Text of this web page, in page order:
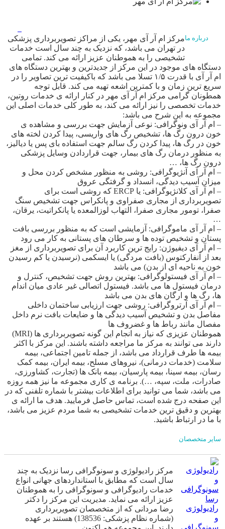
درباره مامرکز ام آر آی مهر، یکی از مراکز تصویربرداری پزشکی
در تهران می باشد، که نزدیک به چند سال است خدمات
تشخیصی را به هموطنان عزیز ارائه می کند. تمامی
دستگاه های موجود در این مرکز از جدیدترین و بهترین دستگاه های
ام آر آی با قدرت ۱/۵ تسلا می باشد که باکیفیت ترین تصاویر را در
سریع ترین زمان و با کمترین اشعه تهیه می کند. قابل توجه
همطونان گرامی مرکز ام آر آی مهر در کنار ارائه ی خدمات روتین،
خدمات تخصصی را نیز ارائه می کند، به طور کلی خدمات اصلی این
مجموعه به این شرح می باشد:
– ام آر آی ونوگرافی: نوعی آزمایش جهت بررسی و مشاهده ی
خون درون رگ ها، تشخیص رگ های واریسی، پیدا کردن لخته های
خون در رگ ها، پیدا کردن رگ سالم جهت استفاده بای پس یا دیالیز،
به منظور درمان رگ های بیمار، جهت قراردادن وسایل پزشکی
درون رگ ها، …
– ام آر آی آنژیوگرافی: روشی به منظور مشخص کردن محل و
میزان آسیب دیدگی، انسداد و گرفتگی عروق
– ام آر آی کلانژیوگرافی: یا ERCP که روشی است برای
تصویربرداری از مجاری صفراوی و پانکراس جهت تشخیص سنگ
صفرا، تومور مجاری صفرا، التهاب لوزالمعده یا پانکراتیت، یرقان،
…
– ام آر آی ماموگرافی: آزمایشی است که به منظور بررسی بافت
پستان و تشخیص توده ها و سرطان های پستانی به کار می رود
– ام آر آی دیفیوژن: رایج ترین کاربرد آن برای تصویربرداری از مغز
بعد از آنفارکتوس (بافت مردگی) یا ایسکمی (نرسیدن یا کم رسیدن
خون به ناحیه ای از بدن) می باشد
– ام آر آی فیستولوگرافی: بهترین روش جهت تشخیص، کنترل و
درمان فیستول ها می باشد. فیستول اتصالی غیر عادی میان اندام
ها، رگ ها و ارگان های بدن می باشد
– ام آر آی آرتروگرافی: روشی جهت ارزیابی ساختمان داخلی
مفاصل بدن و تشخیص آسیب دیدگی ها و ضایعات بافت نرم داخل
مفصال مانند رباط ها و غضروف ها
هموطنان عزیزی که نیاز به انجام این گونه تصویربرداری ها (MRI)
دارند می توانند به مرکز ما مراجعه داشته باشند. این مرکز با اکثر
بیمه ها طرف قرارداد می باشد، از جمله تامین اجتماعی، بیمه
سلامت (خدمات درمانی)، نیروهای مسلح، بیمه ایران، بیمه کمک
رسان، بیمه سینا، بیمه پارسیان، بیمه بانک ها (تجارت، کشاورزی،
صادرات، ملت، سپه، …). برنامه ی کاری مجموعه ما نیز همه روزه
می باشد، شما می توانید برای اطلاعات بیشتر با شماره تلفنی که در
این صفحه درج شده است، تماس حاصل فرمایید. هدف ما ارائه ی
بهترین و دقیق ترین خدمات تشخیصی به شما مردم عزیز می باشد،
با ما در ارتباط باشید.
سایر متخصصان
رادیولوژی
و
سونوگرافی
مرکز رادیولوژی و سونوگرافی رسا نزدیک به چند
سال است که مطابق با استانداردهای جهانی انواع
خدمات رادیوگرافی و سونوگرافی را به هموطنان
عزیز ارائه می نماید. مدیریت این مرکز را دکتر
رضا مردانی که از متخصصان تصویربرداری
(شماره نظام پزشکی: 138536) هستند بر عهده